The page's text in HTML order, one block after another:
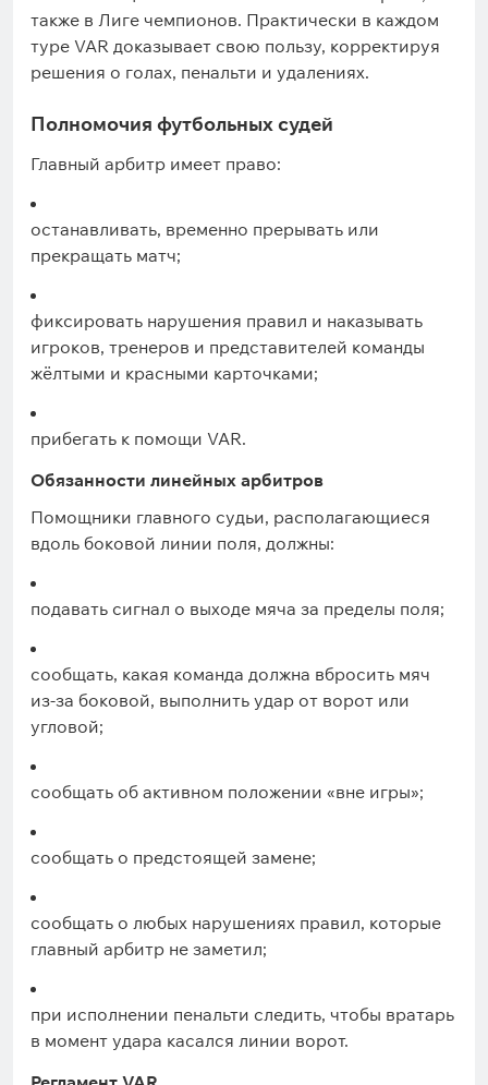
также в Лиге чемпионов. Практически в каждом
туре VAR доказывает свою пользу, корректируя
решения о голах, пенальти и удалениях.
Полномочия футбольных судей
Главный арбитр имеет право:
останавливать, временно прерывать или
прекращать матч;
фиксировать нарушения правил и наказывать
игроков, тренеров и представителей команды
жёлтыми и красными карточками;
прибегать к помощи VAR.
Обязанности линейных арбитров
Помощники главного судьи, располагающиеся
вдоль боковой линии поля, должны:
подавать сигнал о выходе мяча за пределы поля;
сообщать, какая команда должна вбросить мяч
из-за боковой, выполнить удар от ворот или
угловой;
сообщать об активном положении «вне игры»;
сообщать о предстоящей замене;
сообщать о любых нарушениях правил, которые
главный арбитр не заметил;
при исполнении пенальти следить, чтобы вратарь
в момент удара касался линии ворот.